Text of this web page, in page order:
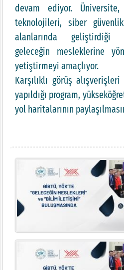
devam ediyor.
teknolojileri, siber
alanlarında geliştirdiği
geleceğin mesleklerine
yetiştirmeyi amaçlıyor.
Karşılıklı görüş
yapıldığı program,
yol haritalarının